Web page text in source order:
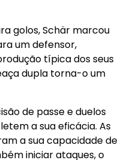
golos, Schär marcou
um defensor,
típica dos seus
dupla torna-o um
de passe e duelos
a sua eficácia. As
a sua capacidade de
iniciar ataques, o